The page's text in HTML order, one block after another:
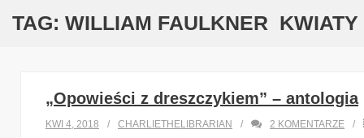
TAG: WILLIAM FAULKNER KWIATY
„Opowieści z dreszczykiem” – antologia
KWI 4, 2018 CHARLIETHELIBRARIAN 2 KOMENTARZE